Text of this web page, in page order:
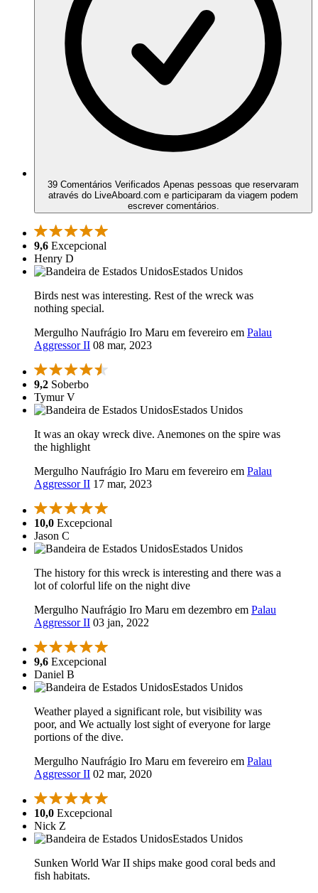
39 Comentários Verificados Apenas pessoas que reservaram
através do LiveAboard.com e participaram da viagem podem
escrever comentários.
9,6 Excepcional
Henry D
Estados Unidos
Birds nest was interesting. Rest of the wreck was
nothing special.
Mergulho Naufrágio Iro Maru em fevereiro em Palau
Aggressor II 08 mar, 2023
9,2 Soberbo
Tymur V
Estados Unidos
It was an okay wreck dive. Anemones on the spire was
the highlight
Mergulho Naufrágio Iro Maru em fevereiro em Palau
Aggressor II 17 mar, 2023
10,0 Excepcional
Jason C
Estados Unidos
The history for this wreck is interesting and there was a
lot of colorful life on the night dive
Mergulho Naufrágio Iro Maru em dezembro em Palau
Aggressor II 03 jan, 2022
9,6 Excepcional
Daniel B
Estados Unidos
Weather played a significant role, but visibility was
poor, and We actually lost sight of everyone for large
portions of the dive.
Mergulho Naufrágio Iro Maru em fevereiro em Palau
Aggressor II 02 mar, 2020
10,0 Excepcional
Nick Z
Estados Unidos
Sunken World War II ships make good coral beds and
fish habitats.